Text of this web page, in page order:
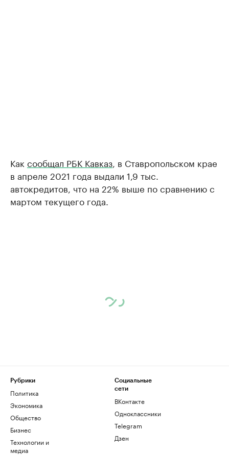
Как сообщал РБК Кавказ , в Ставропольском крае
в апреле 2021 года выдали 1,9 тыс.
автокредитов, что на 22% выше по сравнению с
мартом текущего года.
Рубрики
Политика
Экономика
Общество
Бизнес
Технологии и
медиа
Социальные
сети
ВКонтакте
Одноклассники
Telegram
Дзен